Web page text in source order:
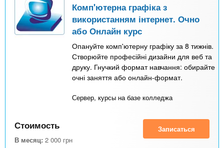
Комп'ютерна графіка з
використанням інтернет. Очно
або Онлайн курс
Опануйте комп'ютерну графіку за 8 тижнів.
Створюйте професійні дизайни для веб та
друку. Гнучкий формат навчання: обирайте
очні заняття або онлайн-формат.
Сервер, курсы на базе колледжа
Стоимость
В месяц: 2 000 грн
Записаться